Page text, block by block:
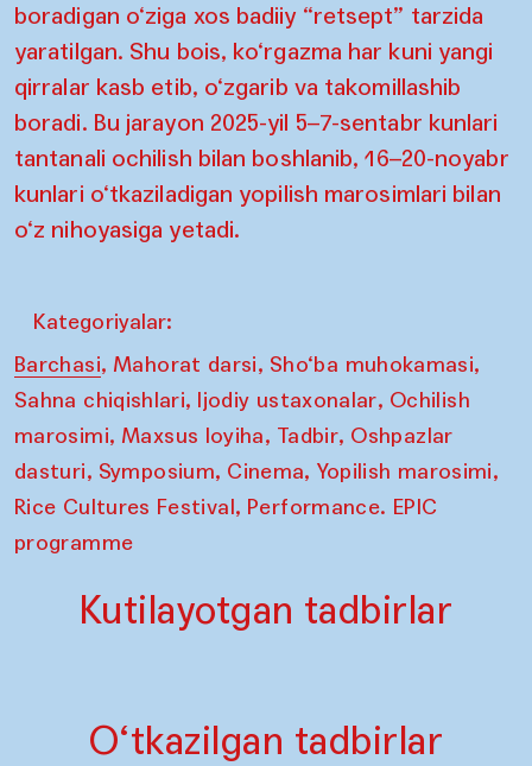
boradigan o‘ziga xos badiiy “retsept” tarzida
yaratilgan. Shu bois, ko‘rgazma har kuni yangi
qirralar kasb etib, o‘zgarib va takomillashib
boradi. Bu jarayon 2025-yil 5–7-sentabr kunlari
tantanali ochilish bilan boshlanib, 16–20-noyabr
kunlari o‘tkaziladigan yopilish marosimlari bilan
o‘z nihoyasiga yetadi.
Kategoriyalar:
Barchasi, Mahorat darsi, Sho‘ba muhokamasi,
Sahna chiqishlari, Ijodiy ustaxonalar, Ochilish
marosimi, Maxsus loyiha, Tadbir, Oshpazlar
dasturi, Symposium, Cinema, Yopilish marosimi,
Rice Cultures Festival, Performance. EPIC
programme
Kutilayotgan tadbirlar
O‘tkazilgan tadbirlar